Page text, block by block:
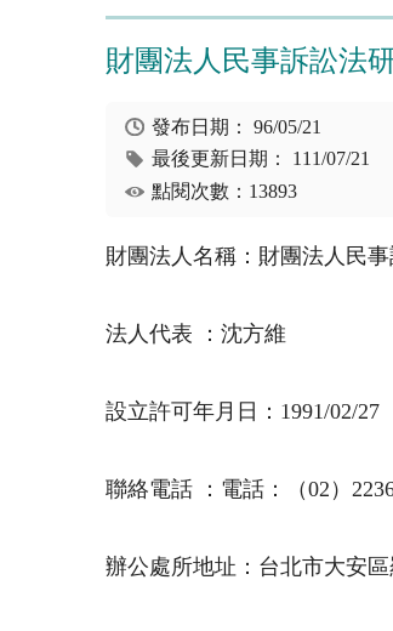
財團法人民事訴訟法
發布日期：96/05/21
最後更新日期： 111/07/21
點閱次數：13893
財團法人名稱：財團法人民
法人代表 ：沈方維
設立許可年月日：1991/02/27
聯絡電話 ：電話：（02）
辦公處所地址：台北市大安